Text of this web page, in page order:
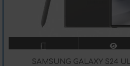
SAMSUNG GALAXY S24